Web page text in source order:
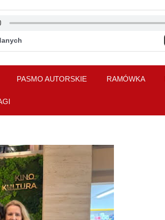
PASMO AUTORSKIE RAMÓWKA